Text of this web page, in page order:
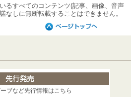
るすべてのコンテンツ(記事、画像、音声
なしに無断転載することはできません。
ブなど先行情報はこちら